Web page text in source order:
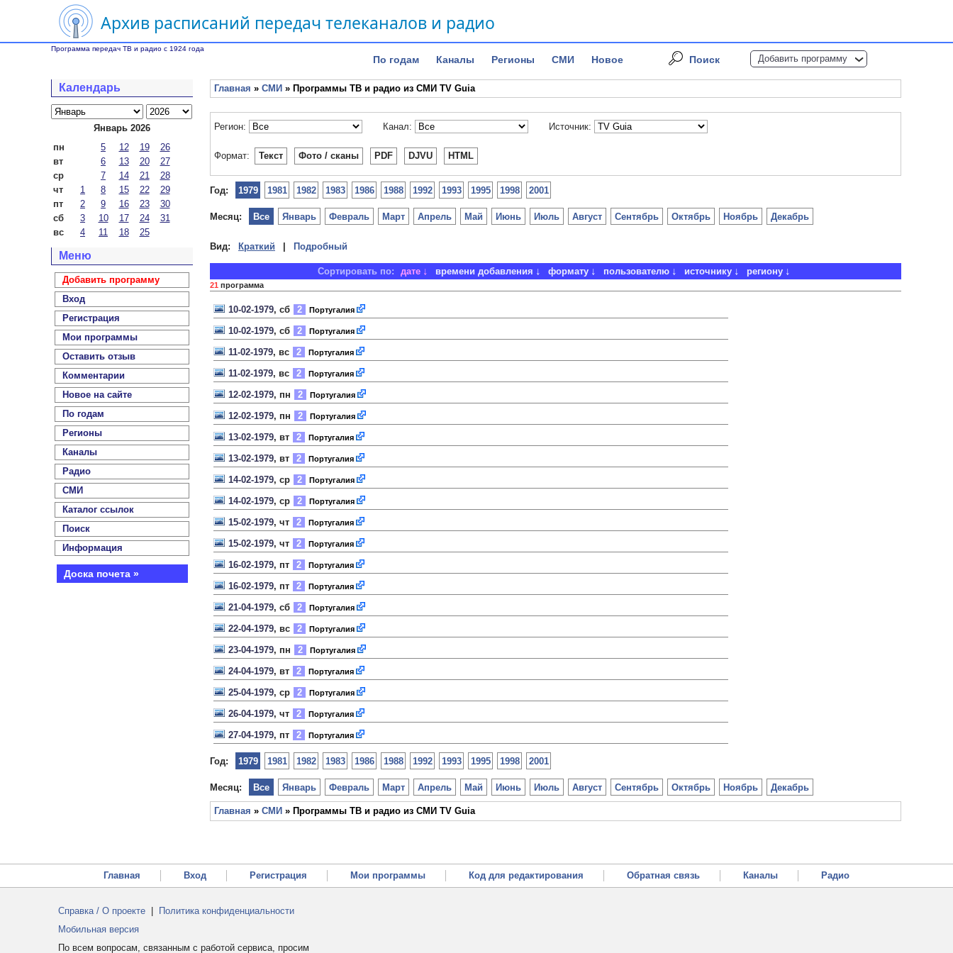
Архив расписаний передач телеканалов и радио
Программа передач ТВ и радио с 1924 года
По годам Каналы Регионы СМИ Новое Поиск Добавить программу
Календарь
Январь 2026
пн
5 12 19
26
вт
6 13 20
27
ср
7 14 21
28
чт
1 8 15 22
29
пт
2 9 16 23
30
сб
3 10 17 24
31
вс
4 11 18 25
Меню
Добавить программу
Вход
Регистрация
Мои программы
Оставить отзыв
Комментарии
Новое на сайте
По годам
Регионы
Каналы
Радио
СМИ
Каталог ссылок
Поиск
Информация
Доска почета »
Главная » СМИ » Программы ТВ и радио из СМИ TV Guia
Регион: Канал: Источник:
Формат: Текст Фото / сканы PDF DJVU HTML
Год: 1979 1981 1982 1983 1986 1988 1992 1993 1995 1998 2001
Месяц: Январь Февраль Март Апрель Май Июнь Июль Август Сентябрь Октябрь Ноябрь Декабрь
Все
Вид: Краткий Подробный
Сортировать по: дате времени добавления формату пользователю источнику региону
21 программа
10-02-1979, сб 2 Португалия
10-02-1979, сб 2 Португалия
11-02-1979, вс 2 Португалия
11-02-1979, вс 2 Португалия
12-02-1979, пн 2 Португалия
12-02-1979, пн 2 Португалия
13-02-1979, вт 2 Португалия
13-02-1979, вт 2 Португалия
14-02-1979, ср 2 Португалия
14-02-1979, ср 2 Португалия
15-02-1979, чт 2 Португалия
15-02-1979, чт 2 Португалия
16-02-1979, пт 2 Португалия
16-02-1979, пт 2 Португалия
21-04-1979, сб 2 Португалия
22-04-1979, вс 2 Португалия
23-04-1979, пн 2 Португалия
24-04-1979, вт 2 Португалия
25-04-1979, ср 2 Португалия
26-04-1979, чт 2 Португалия
27-04-1979, пт 2 Португалия
Год: 1979 1981 1982 1983 1986 1988 1992 1993 1995 1998 2001
Месяц: Январь Февраль Март Апрель Май Июнь Июль Август Сентябрь Октябрь Ноябрь Декабрь
Все
Главная » СМИ » Программы ТВ и радио из СМИ TV Guia
Главная Вход Регистрация Мои программы Код для редактирования Обратная связь Каналы Радио
Справка / О проекте
Политика конфиденциальности
Мобильная версия
По всем вопросам, связанным с работой сервиса, просим